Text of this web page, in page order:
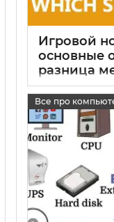
Игровой
основные
разница
Все про